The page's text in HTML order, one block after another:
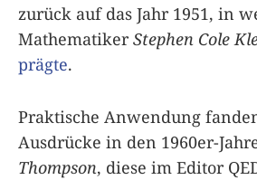
zurück auf das Jahr 1951, in
MathematikerStephen Cole
prägte.
Praktische Anwendung
Ausdrücke in den 1960er-
Thompson, diese im Editor